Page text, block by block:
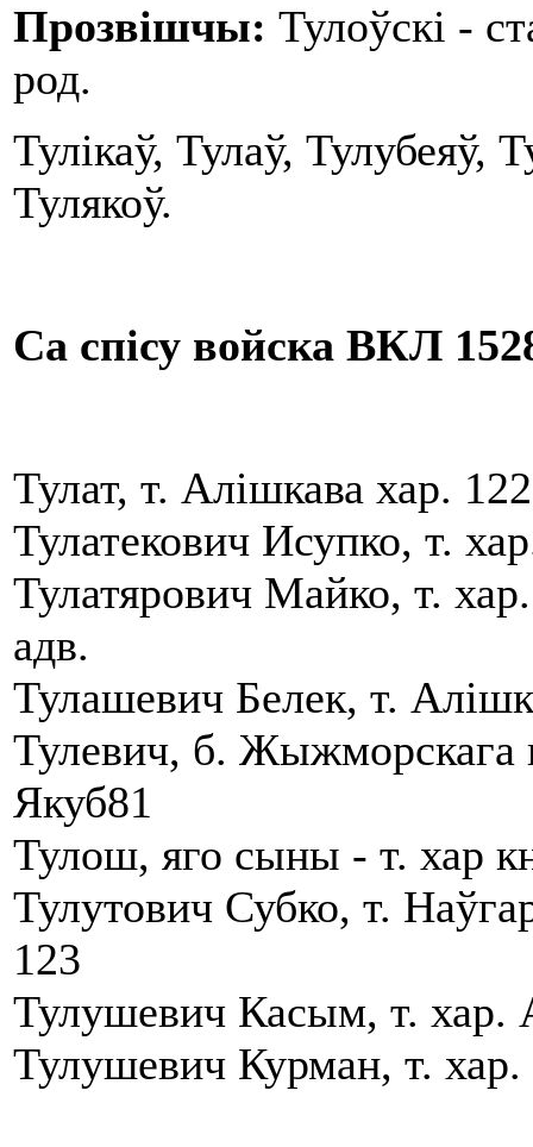
Прозвішчы: Тулоўскі -
род.
Тулікаў, Тулаў, Тулубеяў,
Тулякоў.
Са спісу войска ВКЛ
Тулат, т. Алiшкава хар.
Тулатекович Исупко, т.
Тулатярович Майко, т.
адв.
Тулашевич Белек, т.
Тулевич, б. Жыжморскага
Якуб81
Тулош, яго сыны - т. хар
Тулутович Субко, т.
123
Тулушевич Касым, т. хар.
Тулушевич Курман, т.